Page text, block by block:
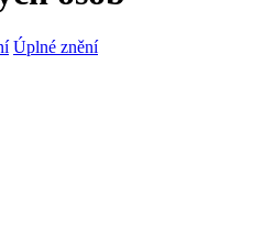
Úplné znění